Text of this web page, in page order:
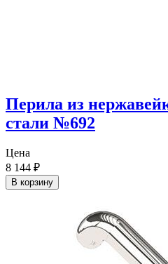
Перила из
стали №692
Цена
8 144 ₽
В корзину